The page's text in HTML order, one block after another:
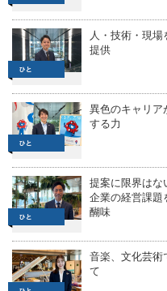
人・技術・現
提供
異色のキャリア
する力
提案に限界はな
企業の経営課題
醐味
音楽、文化芸術
て